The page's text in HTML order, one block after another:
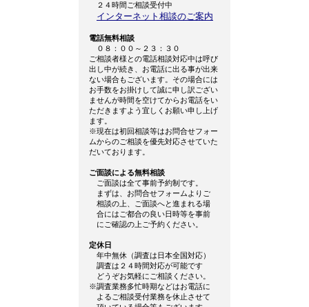
２４時間ご相談受付中
インターネット相談のご案内
電話無料相談
０８：００～２３：３０
ご相談者様との電話相談対応中は呼び
出し中が続き、お電話に出る事が出来
ない場合もございます。その場合には
お手数をお掛けして誠に申し訳ござい
ませんが時間を空けてからお電話をい
ただきますよう宜しくお願い申し上げ
ます。
※現在は初回相談等はお問合せフォー
ムからのご相談を優先対応させていた
だいております。
ご面談による無料相談
ご面談は全て事前予約制です。
まずは、お問合せフォームよりご
相談の上、ご面談へと進まれる場
合にはご都合の良い日時等を事前
にご確認の上ご予約ください。
定休日
年中無休（調査は日本全国対応）
調査は２４時間対応が可能です
どうぞお気軽にご相談ください。
※調査業務多忙時期などはお電話に
よるご相談受付業務を休止させて